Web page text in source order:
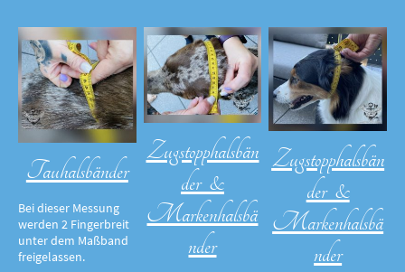
Tauhalsbänder
Bei dieser Messung
werden 2 Fingerbreit
unter dem Maßband
freigelassen.
Zugstopphalsbän
der &
Markenhalsbä
nder
Zugstopphalsbän
der &
Markenhalsbä
nder